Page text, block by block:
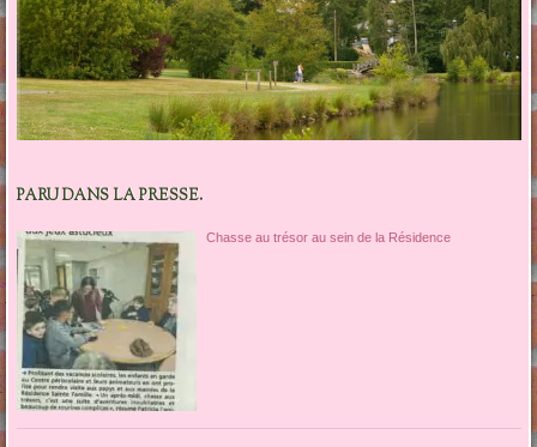
PARU DANS LA PRESSE.
Chasse au trésor au sein de la Résidence